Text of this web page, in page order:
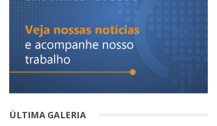
ÚLTIMA GALERIA